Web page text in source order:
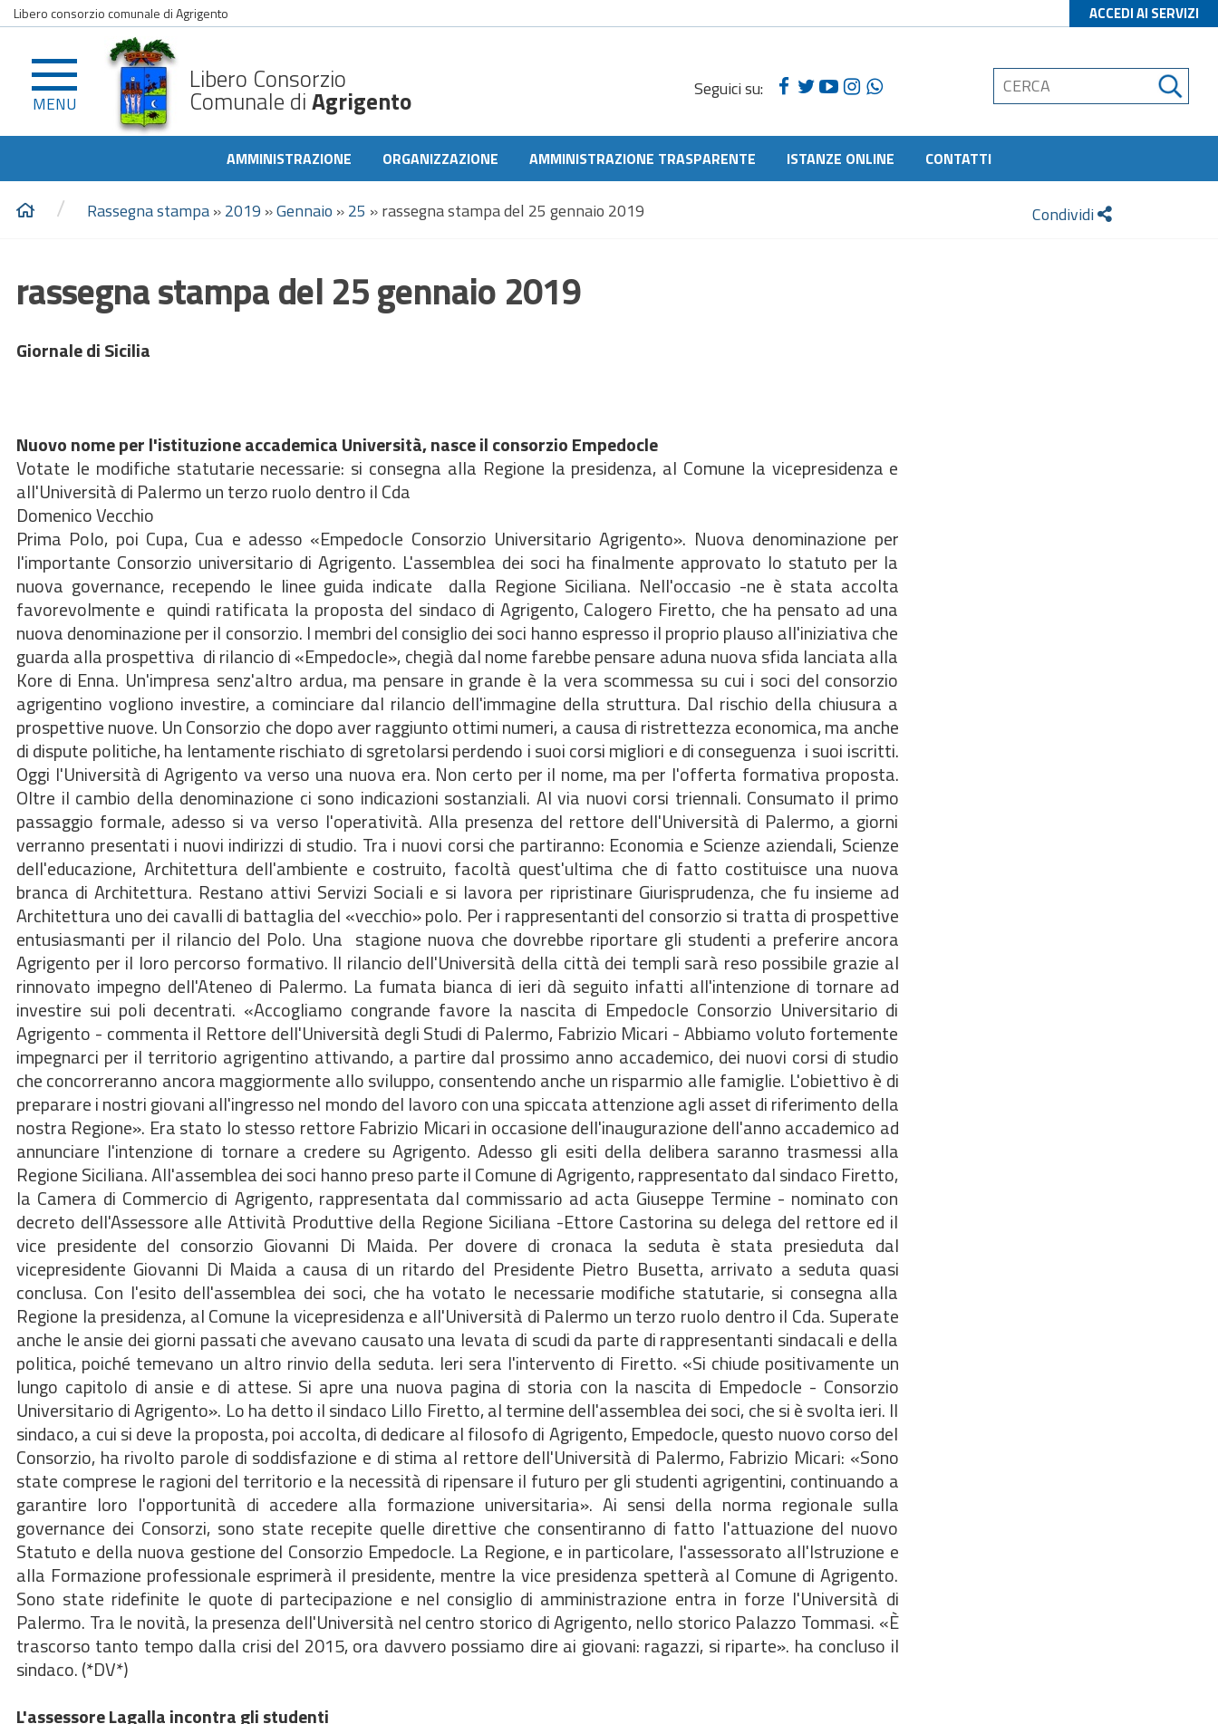
Libero consorzio comunale di Agrigento ACCEDI AI SERVIZI
MENU
Libero Consorzio
Comunale diAgrigento Seguici su:
AMMINISTRAZIONE ORGANIZZAZIONE AMMINISTRAZIONE TRASPARENTE ISTANZE ONLINE CONTATTI
/ Rassegna stampa»2019 »Gennaio »25 »rassegna stampa del 25 gennaio 2019 Condividi
rassegna stampa del 25 gennaio 2019
Giornale di Sicilia
Nuovo nome per l'istituzione accademica Università, nasce il consorzio Empedocle
Votate le modifiche statutarie necessarie: si consegna alla Regione la presidenza, al Comune la vicepresidenza e
all'Università di Palermo un terzo ruolo dentro il Cda
Domenico Vecchio
Prima Polo, poi Cupa, Cua e adesso «Empedocle Consorzio Universitario Agrigento». Nuova denominazione per
l'importante Consorzio universitario di Agrigento. L'assemblea dei soci ha finalmente approvato lo statuto per la
nuova governance, recependo le linee guida indicate dalla Regione Siciliana. Nell'occasio -ne è stata accolta
favorevolmente e quindi ratificata la proposta del sindaco di Agrigento, Calogero Firetto, che ha pensato ad una
nuova denominazione per il consorzio. I membri del consiglio dei soci hanno espresso il proprio plauso all'iniziativa che
guarda alla prospettiva di rilancio di «Empedocle», chegià dal nome farebbe pensare aduna nuova sfida lanciata alla
Kore di Enna. Un'impresa senz'altro ardua, ma pensare in grande è la vera scommessa su cui i soci del consorzio
agrigentino vogliono investire, a cominciare dal rilancio dell'immagine della struttura. Dal rischio della chiusura a
prospettive nuove. Un Consorzio che dopo aver raggiunto ottimi numeri, a causa di ristrettezza economica, ma anche
di dispute politiche, ha lentamente rischiato di sgretolarsi perdendo i suoi corsi migliori e di conseguenza i suoi iscritti.
Oggi l'Università di Agrigento va verso una nuova era. Non certo per il nome, ma per l'offerta formativa proposta.
Oltre il cambio della denominazione ci sono indicazioni sostanziali. Al via nuovi corsi triennali. Consumato il primo
passaggio formale, adesso si va verso l'operatività. Alla presenza del rettore dell'Università di Palermo, a giorni
verranno presentati i nuovi indirizzi di studio. Tra i nuovi corsi che partiranno: Economia e Scienze aziendali, Scienze
dell'educazione, Architettura dell'ambiente e costruito, facoltà quest'ultima che di fatto costituisce una nuova
branca di Architettura. Restano attivi Servizi Sociali e si lavora per ripristinare Giurisprudenza, che fu insieme ad
Architettura uno dei cavalli di battaglia del «vecchio» polo. Per i rappresentanti del consorzio si tratta di prospettive
entusiasmanti per il rilancio del Polo. Una stagione nuova che dovrebbe riportare gli studenti a preferire ancora
Agrigento per il loro percorso formativo. Il rilancio dell'Università della città dei templi sarà reso possibile grazie al
rinnovato impegno dell'Ateneo di Palermo. La fumata bianca di ieri dà seguito infatti all'intenzione di tornare ad
investire sui poli decentrati. «Accogliamo congrande favore la nascita di Empedocle Consorzio Universitario di
Agrigento - commenta il Rettore dell'Università degli Studi di Palermo, Fabrizio Micari - Abbiamo voluto fortemente
impegnarci per il territorio agrigentino attivando, a partire dal prossimo anno accademico, dei nuovi corsi di studio
che concorreranno ancora maggiormente allo sviluppo, consentendo anche un risparmio alle famiglie. L'obiettivo è di
preparare i nostri giovani all'ingresso nel mondo del lavoro con una spiccata attenzione agli asset di riferimento della
nostra Regione». Era stato lo stesso rettore Fabrizio Micari in occasione dell'inaugurazione dell'anno accademico ad
annunciare l'intenzione di tornare a credere su Agrigento. Adesso gli esiti della delibera saranno trasmessi alla
Regione Siciliana. All'assemblea dei soci hanno preso parte il Comune di Agrigento, rappresentato dal sindaco Firetto,
la Camera di Commercio di Agrigento, rappresentata dal commissario ad acta Giuseppe Termine - nominato con
decreto dell'Assessore alle Attività Produttive della Regione Siciliana -Ettore Castorina su delega del rettore ed il
vice presidente del consorzio Giovanni Di Maida. Per dovere di cronaca la seduta è stata presieduta dal
vicepresidente Giovanni Di Maida a causa di un ritardo del Presidente Pietro Busetta, arrivato a seduta quasi
conclusa. Con l'esito dell'assemblea dei soci, che ha votato le necessarie modifiche statutarie, si consegna alla
Regione la presidenza, al Comune la vicepresidenza e all'Università di Palermo un terzo ruolo dentro il Cda. Superate
anche le ansie dei giorni passati che avevano causato una levata di scudi da parte di rappresentanti sindacali e della
politica, poiché temevano un altro rinvio della seduta. Ieri sera l'intervento di Firetto. «Si chiude positivamente un
lungo capitolo di ansie e di attese. Si apre una nuova pagina di storia con la nascita di Empedocle - Consorzio
Universitario di Agrigento». Lo ha detto il sindaco Lillo Firetto, al termine dell'assemblea dei soci, che si è svolta ieri. Il
sindaco, a cui si deve la proposta, poi accolta, di dedicare al filosofo di Agrigento, Empedocle, questo nuovo corso del
Consorzio, ha rivolto parole di soddisfazione e di stima al rettore dell'Università di Palermo, Fabrizio Micari: «Sono
state comprese le ragioni del territorio e la necessità di ripensare il futuro per gli studenti agrigentini, continuando a
garantire loro l'opportunità di accedere alla formazione universitaria». Ai sensi della norma regionale sulla
governance dei Consorzi, sono state recepite quelle direttive che consentiranno di fatto l'attuazione del nuovo
Statuto e della nuova gestione del Consorzio Empedocle. La Regione, e in particolare, l'assessorato all'Istruzione e
alla Formazione professionale esprimerà il presidente, mentre la vice presidenza spetterà al Comune di Agrigento.
Sono state ridefinite le quote di partecipazione e nel consiglio di amministrazione entra in forze l'Università di
Palermo. Tra le novità, la presenza dell'Università nel centro storico di Agrigento, nello storico Palazzo Tommasi. «È
trascorso tanto tempo dalla crisi del 2015, ora davvero possiamo dire ai giovani: ragazzi, si riparte». ha concluso il
sindaco. (*DV*)
L'assessore Lagalla incontra gli studenti